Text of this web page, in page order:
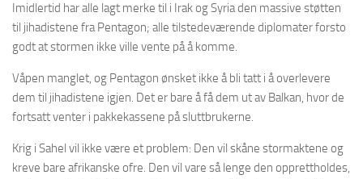
Imidlertid har alle lagt merke til i Irak og Syria den massive støtten
til jihadistene fra Pentagon; alle tilstedeværende diplomater forsto
godt at stormen ikke ville vente på å komme.
Våpen manglet, og Pentagon ønsket ikke å bli tatt i å overlevere
dem til jihadistene igjen. Det er bare å få dem ut av Balkan, hvor de
fortsatt venter i pakkekassene på sluttbrukerne.
Krig i Sahel vil ikke være et problem: Den vil skåne stormaktene og
kreve bare afrikanske ofre. Den vil vare så lenge den opprettholdes,